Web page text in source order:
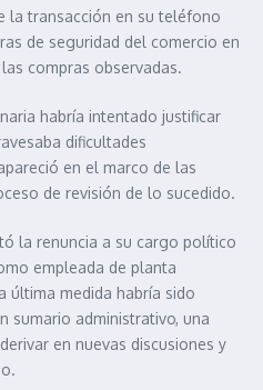
la transacción en su teléfono
de seguridad del comercio en
compras observadas.
habría intentado justificar
dificultades
en el marco de las
de revisión de lo sucedido.
la renuncia a su cargo político
empleada de planta
última medida habría sido
sumario administrativo, una
en nuevas discusiones y